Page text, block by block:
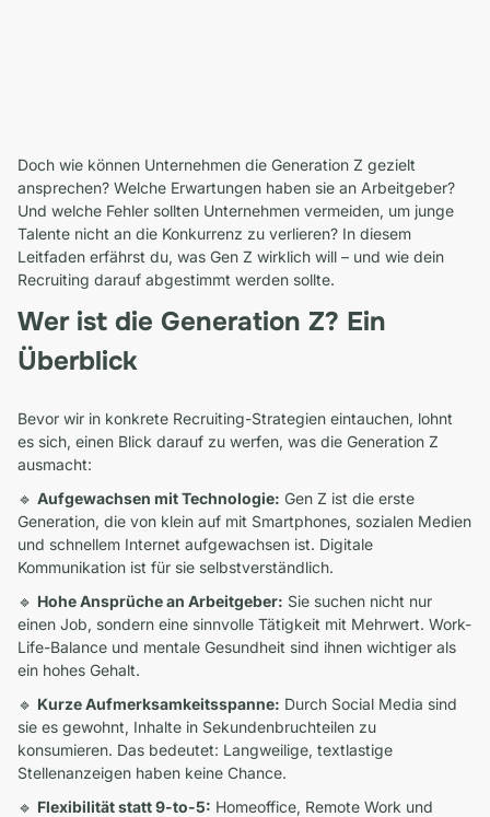
Doch wie können Unternehmen die Generation Z gezielt
ansprechen? Welche Erwartungen haben sie an Arbeitgeber?
Und welche Fehler sollten Unternehmen vermeiden, um junge
Talente nicht an die Konkurrenz zu verlieren? In diesem
Leitfaden erfährst du, was Gen Z wirklich will – und wie dein
Recruiting darauf abgestimmt werden sollte.
Wer ist die Generation Z? Ein
Überblick
Bevor wir in konkrete Recruiting-Strategien eintauchen, lohnt
es sich, einen Blick darauf zu werfen, was die Generation Z
ausmacht:
🔹 Aufgewachsen mit Technologie: Gen Z ist die erste
Generation, die von klein auf mit Smartphones, sozialen Medien
und schnellem Internet aufgewachsen ist. Digitale
Kommunikation ist für sie selbstverständlich.
🔹 Hohe Ansprüche an Arbeitgeber: Sie suchen nicht nur
einen Job, sondern eine sinnvolle Tätigkeit mit Mehrwert. Work-
Life-Balance und mentale Gesundheit sind ihnen wichtiger als
ein hohes Gehalt.
🔹 Kurze Aufmerksamkeitsspanne: Durch Social Media sind
sie es gewohnt, Inhalte in Sekundenbruchteilen zu
konsumieren. Das bedeutet: Langweilige, textlastige
Stellenanzeigen haben keine Chance.
🔹 Flexibilität statt 9-to-5: Homeoffice, Remote Work und